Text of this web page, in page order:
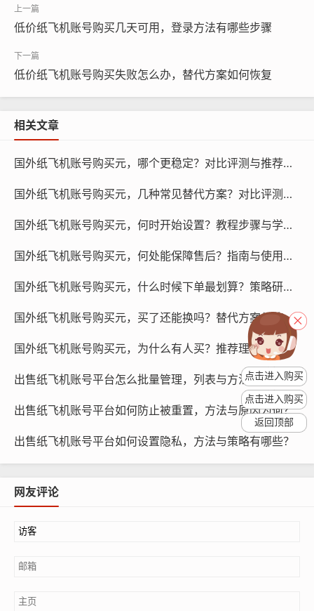
因有很多，比如账号被盗、密码泄露、服务器故障等，账
号被盗和密码泄露是最常见的原因，如果账号被盗，攻击
如果密码泄露，攻击者可能会通过密码登录账号，窃取用
户信息。
间因人而异，具体取决于账号的稳定性和用户的使用习
惯，低价纸飞机账号的使用时间较短，可能只有几个月到
更长，甚至可以达到几年。
我们需要预判多久需要更换纸飞机账号,根据以上分析，我
们可以得出以下结论：
如果购买的是低价纸飞机账号,建议在账号使用时间达到6
泄露的风险。
低价纸飞机账号购买几天可用，登录方法有哪些步骤
低价纸飞机账号购买失败怎么办，替代方案如何恢复
相关文章
国外纸飞机账号购买元，哪个更稳定？对比评测与推荐指南！
国外纸飞机账号购买元，几种常见替代方案？对比评测与推荐！
国外纸飞机账号购买元，何时开始设置？教程步骤与学习方法！
国外纸飞机账号购买元，何处能保障售后？指南与使用引导！
国外纸飞机账号购买元，什么时候下单最划算？策略研究与预测！
国外纸飞机账号购买元，买了还能换吗？替代方案与使用引导！
国外纸飞机账号购买元，为什么有人买？推荐理由与学习方法！
出售纸飞机账号平台怎么批量管理，列表与方法怎么用？
出售纸飞机账号平台如何防止被重置，方法与原因为何？
出售纸飞机账号平台如何设置隐私，方法与策略有哪些？
网友评论
点击进入购买
点击进入购买
返回顶部